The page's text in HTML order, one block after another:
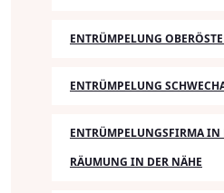
ENTRÜMPELUNG
ENTRÜMPELUNG
ENTRÜMPELUNGSFIRMA IN
RÄUMUNG IN DER NÄHE